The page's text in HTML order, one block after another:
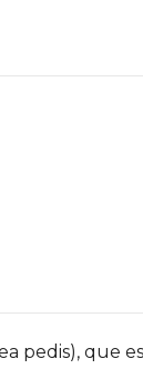
pedis), que